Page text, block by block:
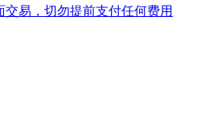
易，切勿提前支付任何费用